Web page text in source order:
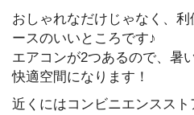
おしゃれなだけじゃなく、
ースのいいところです♪
エアコンが2つあるので、暑
快適空間になります！
近くにはコンビニエンススト